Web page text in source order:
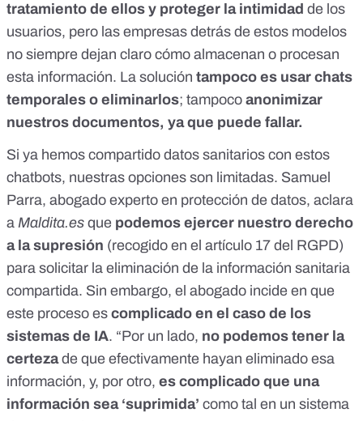
tratamiento de ellos y proteger la intimidad de los
usuarios, pero las empresas detrás de estos modelos
no siempre dejan claro cómo almacenan o procesan
esta información. La solución tampoco es usar chats
temporales o eliminarlos; tampoco anonimizar
nuestros documentos, ya que puede fallar.
Si ya hemos compartido datos sanitarios con estos
chatbots, nuestras opciones son limitadas. Samuel
Parra, abogado experto en protección de datos, aclara
a Maldita.es que podemos ejercer nuestro derecho
a la supresión (recogido en el artículo 17 del RGPD)
para solicitar la eliminación de la información sanitaria
compartida. Sin embargo, el abogado incide en que
este proceso es complicado en el caso de los
sistemas de IA. “Por un lado, no podemos tener la
certezade que efectivamente hayan eliminado esa
información, y, por otro, es complicado que una
información sea ‘suprimida’ como tal en un sistema